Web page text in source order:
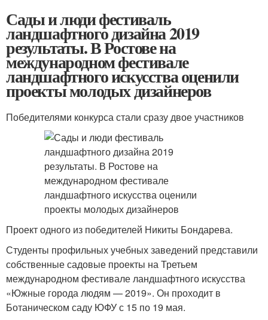
Сады и люди фестиваль
ландшафтного дизайна 2019
результаты. В Ростове на
международном фестивале
ландшафтного искусства оценили
проекты молодых дизайнеров
Победителями конкурса стали сразу двое участников
Проект одного из победителей Никиты Бондарева.
Студенты профильных учебных заведений представили
собственные садовые проекты на Третьем
международном фестивале ландшафтного искусства
«Южные города людям — 2019». Он проходит в
Ботаническом саду ЮФУ с 15 по 19 мая.